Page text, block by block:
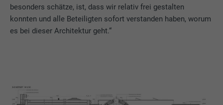
besonders schätze, ist, dass wir relativ frei gestalten
konnten und alle Beteiligten sofort verstanden haben, worum
es bei dieser Architektur geht.“